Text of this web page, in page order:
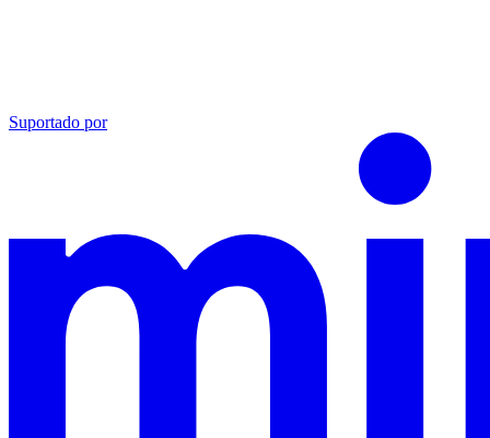
Suportado por